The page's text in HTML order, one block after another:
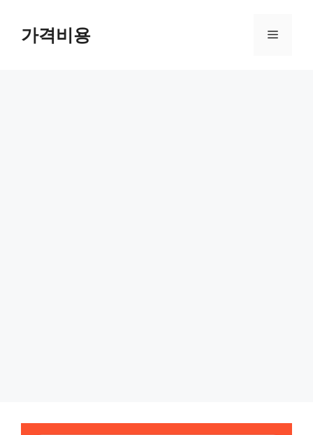
가격비용 메